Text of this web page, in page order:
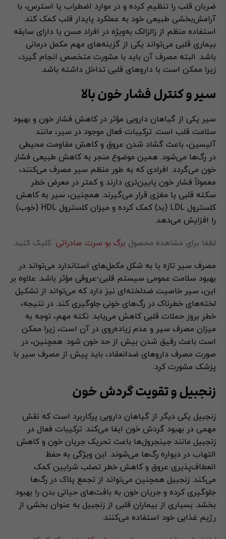
ضربان قلب را تنظیم کرده و در موارد اضطراب یا استرس، با
آرامش‌بخشی طبیعی خود به عملکرد پایدار قلب کمک کند.
استفاده منظم از زالزالک به‌ویژه در افراد مسن یا دارای سابقه
بیماری قلبی می‌تواند یکی از گزینه‌های مهم مکمل درمانی
باشد. البته مصرف آن باید با مشورت متخصص انجام گیرد،
زیرا ممکن است با داروهای قلبی تداخل داشته باشد.
سیر و کنترل فشار خون بالا
سیر یکی از گیاهان دارویی مؤثر در کاهش فشار خون و بهبود
سلامت قلب است. ترکیبات فعال موجود در سیر، مانند
آلیسین، باعث گشاد شدن عروق و کاهش مقاومت محیطی
در رگ‌ها می‌شود. همین موضوع منجر به کاهش طبیعی فشار
خون می‌گردد. افرادی که به طور منظم سیر مصرف می‌کنند،
معمولاً فشار خون پایین‌تری دارند و کمتر در معرض خطر
سکته قلبی یا مغزی قرار می‌گیرند. همچنین، سیر به کاهش
کلسترول LDL (بد) کمک کرده و میزان کلسترول HDL (خوب)
را افزایش می‌دهد.
لطفا برای مشاهده محصول برگ بو سرت صادراتی کلیک کنید.
مصرف سیر تازه یا به شکل مکمل‌های استاندارد می‌تواند در
بهبود سلامت عمومی سیستم قلبی-عروقی مؤثر باشد. علاوه بر
این، سیر خاصیت ضدلخته‌ای نیز دارد که می‌تواند از تشکیل
لخته‌های خطرناک در رگ‌های خونی جلوگیری کند. در نتیجه،
خطر بروز حملات قلبی کاهش می‌یابد. نکته مهم، توجه به
میزان مصرف سیر و عدم زیاده‌روی در آن است، زیرا ممکن
است باعث رقیق شدن بیش از حد خون شود. همچنین، در
صورت مصرف داروهای ضدانعقاد، باید پیش از مصرف سیر با
پزشک مشورت کرد.
زنجبیل و تقویت گردش خون
زنجبیل یکی دیگر از گیاهان دارویی پرکاربرد است که نقش
مهمی در بهبود گردش خون ایفا می‌کند. ترکیبات فعال در
زنجبیل مانند جینجرول‌ها باعث تحریک جریان خون و کاهش
التهاب در دیواره رگ‌ها می‌شوند. این ویژگی به حفظ
انعطاف‌پذیری عروق و کاهش خطر تصلب شرایین کمک
می‌کند. زنجبیل همچنین می‌تواند از تجمع پلاک در رگ‌ها
جلوگیری کرده و جریان خون به بافت‌های حیاتی بدن را بهبود
بخشد. بسیاری از بیماران قلبی از زنجبیل به عنوان بخشی از
رژیم غذایی خود استفاده می‌کنند.